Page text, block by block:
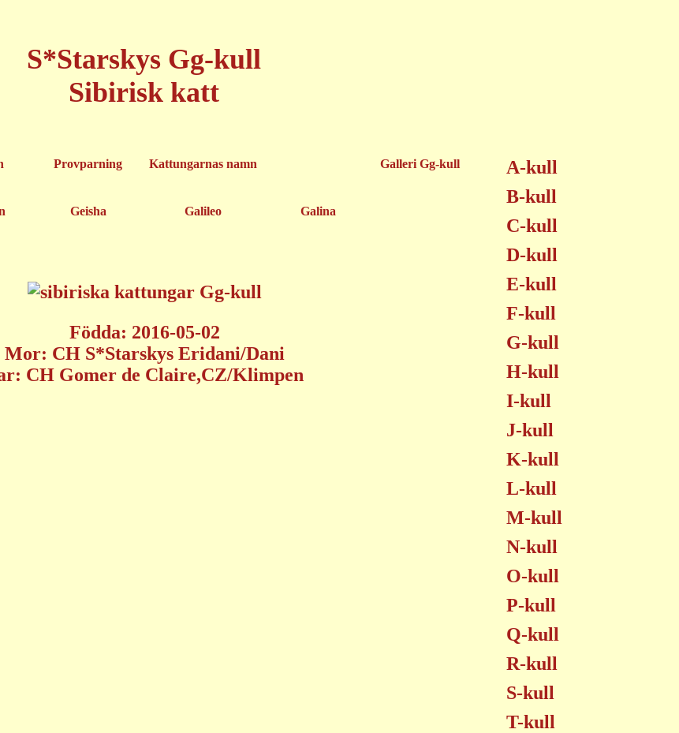
S*Starskys Gg-kull
Sibirisk katt
Provparning Kattungarnas namn Galleri Gg-kull
Geisha Galileo Galina
Födda: 2016-05-02
Mor: CH S*Starskys Eridani/Dani
CH Gomer de Claire,CZ/Klimpen
A-kull
B-kull
C-kull
D-kull
E-kull
F-kull
G-kull
H-kull
I-kull
J-kull
K-kull
L-kull
M-kull
N-kull
O-kull
P-kull
Q-kull
R-kull
S-kull
T-kull